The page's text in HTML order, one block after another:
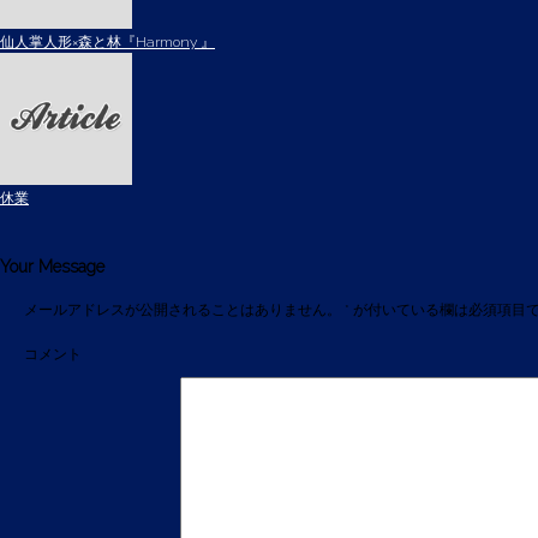
仙人掌人形×森と林『Harmony 』
休業
Your Message
メールアドレスが公開されることはありません。 * が付いている欄は必須項目
コメント